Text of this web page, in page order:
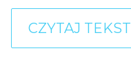
CZYTAJ TEKST